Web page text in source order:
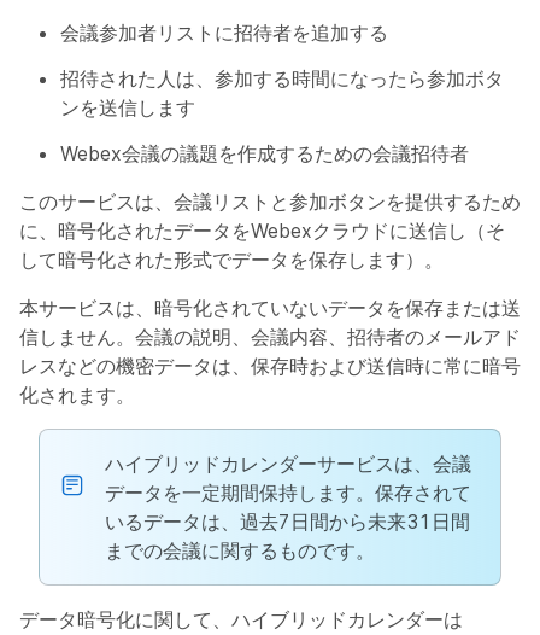
会議参加者リストに招待者を追加する
招待された人は、参加する時間になったら参加ボタ
ンを送信します
Webex会議の議題を作成するための会議招待者
このサービスは、会議リストと参加ボタンを提供するため
に、暗号化されたデータをWebexクラウドに送信し（そ
して暗号化された形式でデータを保存します）。
本サービスは、暗号化されていないデータを保存または送
信しません。会議の説明、会議内容、招待者のメールアド
レスなどの機密データは、保存時および送信時に常に暗号
化されます。
ハイブリッドカレンダーサービスは、会議
データを一定期間保持します。保存されて
いるデータは、過去7日間から未来31日間
までの会議に関するものです。
データ暗号化に関して、ハイブリッドカレンダーは